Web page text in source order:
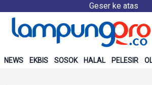
Geser ke atas
NEWS EKBIS SOSOK HALAL PELESIR